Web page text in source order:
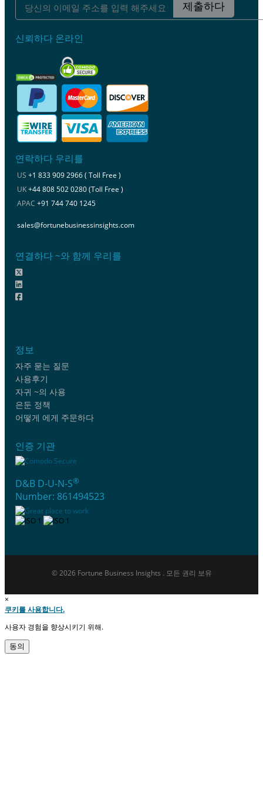
제출하다
신뢰하다 온라인
연락하다 우리를
US +1 833 909 2966 ( Toll Free )
UK+44 808 502 0280 (Toll Free )
APAC +91 744 740 1245
sales@fortunebusinessinsights.com
연결하다 ~와 함께 우리를
정보
자주 묻는 질문
사용후기
자귀 ~의 사용
은둔 정책
어떻게 에게 주문하다
인증 기관
D&B D-U-N-S®
Number: 861494523
© 2026 Fortune Business Insights . 모든 권리 보유
×
쿠키를 사용합니다.
사용자 경험을 향상시키기 위해.
동의